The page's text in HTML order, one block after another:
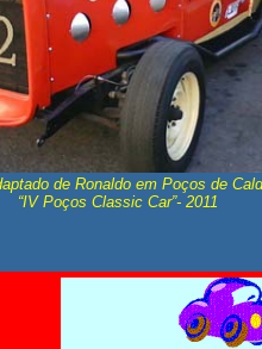
de Ronaldo em Poços de
“IV Poços Classic Car”- 2011